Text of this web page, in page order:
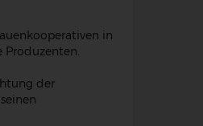
in
Produzenten.
der